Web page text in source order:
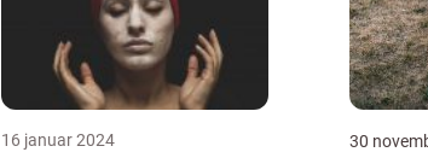
16 januar 2024 30